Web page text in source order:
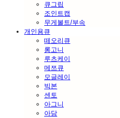
큐그립
조인트캡
무게볼트/부속
개인용큐
떼오리큐
롱고니
루츠케이
메쯔큐
모글레이
빅본
센토
아그니
아담